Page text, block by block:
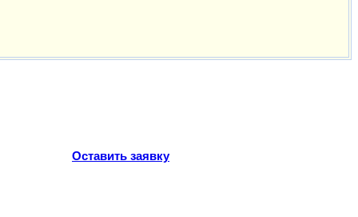
Оставить заявку